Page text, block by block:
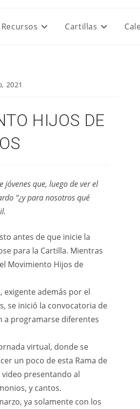
Recursos Cartillas
2021
HIJOS DE
jóvenes que, luego de ver el
“¿y para nosotros qué
antes de que inicie la
para la Cartilla. Mientras
Movimiento Hijos de
exigente además por el
se inició la convocatoria de
a programarse diferentes
virtual, donde se
un poco de esta Rama de
presentando al
y cantos.
ya solamente con los